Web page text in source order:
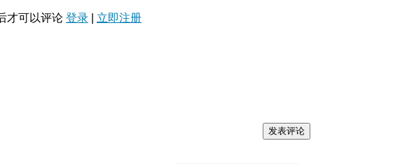
才可以评论 登录 立即注册
发表评论